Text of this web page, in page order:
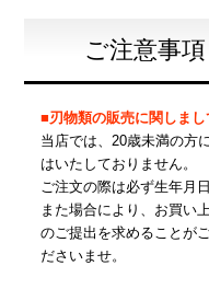
ご注意事
■刃物類の販売に関しまし
当店では、20歳未満の方
はいたしておりません。
ご注文の際は必ず生年月
また場合により、お買い
のご提出を求めることが
ださいませ。